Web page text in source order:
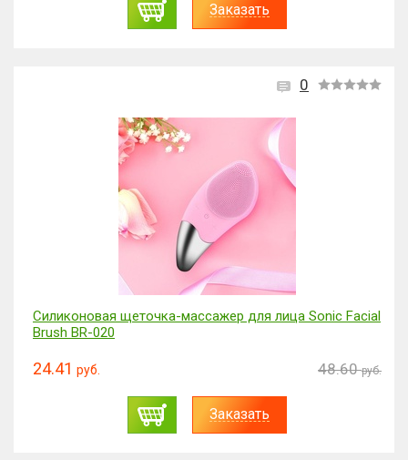
Заказать
0
Силиконовая щеточка-массажер для лица Sonic Facial
Brush BR-020
24.41 руб. 48.60 руб.
Заказать